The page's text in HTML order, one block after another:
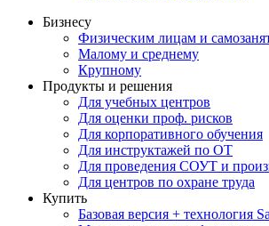
Бизнесу
Физическим лицам и
Малому и среднему
Крупному
Продукты и решения
Для учебных центров
Для оценки проф. рисков
Для корпоративного обучения
Для инструктажей по ОТ
Для проведения СОУТ и
Для центров по охране труда
Купить
Базовая версия + технология